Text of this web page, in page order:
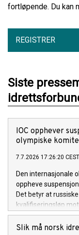
fortløpende. Du kan
REGISTRER
Siste
IOC opphever
olympiske
7.7.2026 17:26:20 CEST
Den internasjonale
oppheve
Det betyr at
kvalifiseringsløp
troverdig anti-
Slik må norsk